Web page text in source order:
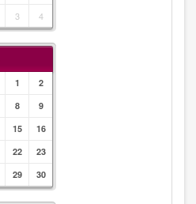
3 4
1
2
8
9
15
16
22
23
29 30